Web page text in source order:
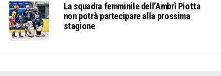
La squadra femminile dell’Ambrì Piotta
non potrà partecipare alla prossima
stagione